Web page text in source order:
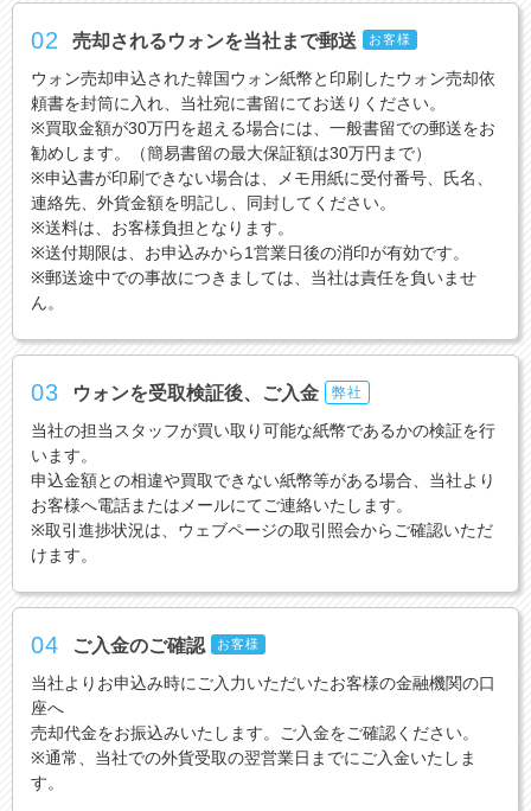
02 売却されるウォンを当社まで郵送 お客様
ウォン売却申込された韓国ウォン紙幣と印刷したウォン売却依
頼書を封筒に入れ、当社宛に書留にてお送りください。
※買取金額が30万円を超える場合には、一般書留での郵送をお
勧めします。（簡易書留の最大保証額は30万円まで）
※申込書が印刷できない場合は、メモ用紙に受付番号、氏名、
連絡先、外貨金額を明記し、同封してください。
※送料は、お客様負担となります。
※送付期限は、お申込みから1営業日後の消印が有効です。
※郵送途中での事故につきましては、当社は責任を負いませ
ん。
03 ウォンを受取検証後、ご入金 弊社
当社の担当スタッフが買い取り可能な紙幣であるかの検証を行
います。
申込金額との相違や買取できない紙幣等がある場合、当社より
お客様へ電話またはメールにてご連絡いたします。
※取引進捗状況は、ウェブページの取引照会からご確認いただ
けます。
04 ご入金のご確認 お客様
当社よりお申込み時にご入力いただいたお客様の金融機関の口
座へ
売却代金をお振込みいたします。ご入金をご確認ください。
※通常、当社での外貨受取の翌営業日までにご入金いたしま
す。